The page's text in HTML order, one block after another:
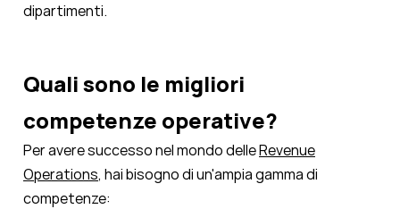
dipartimenti.
Quali sono le migliori
competenze operative?
Per avere successo nel mondo delleRevenue
Operations, hai bisogno di un'ampia gamma di
competenze: